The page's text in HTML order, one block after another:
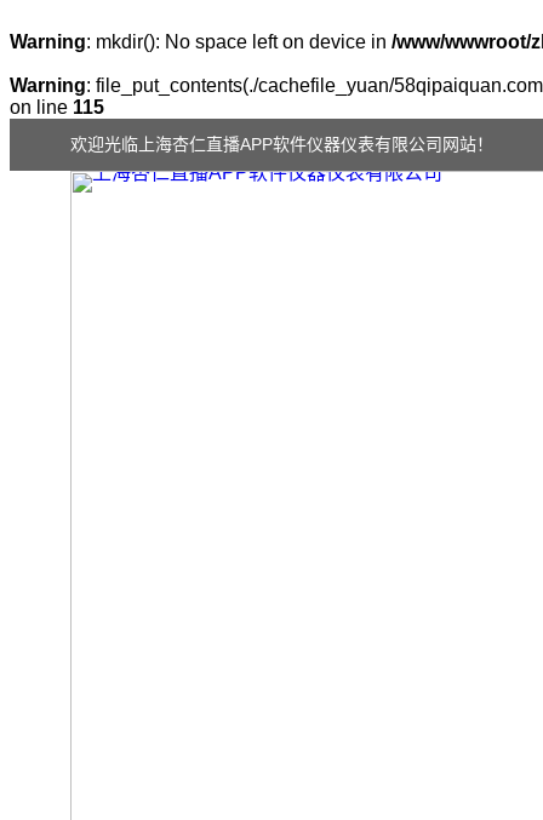
Warning: mkdir(): No space left on device in /www/wwwroot/
Warning: file_put_contents(./cachefile_yuan/
on line 115
欢迎光临上海杏仁直播APP软件仪器仪表有限公司网站！